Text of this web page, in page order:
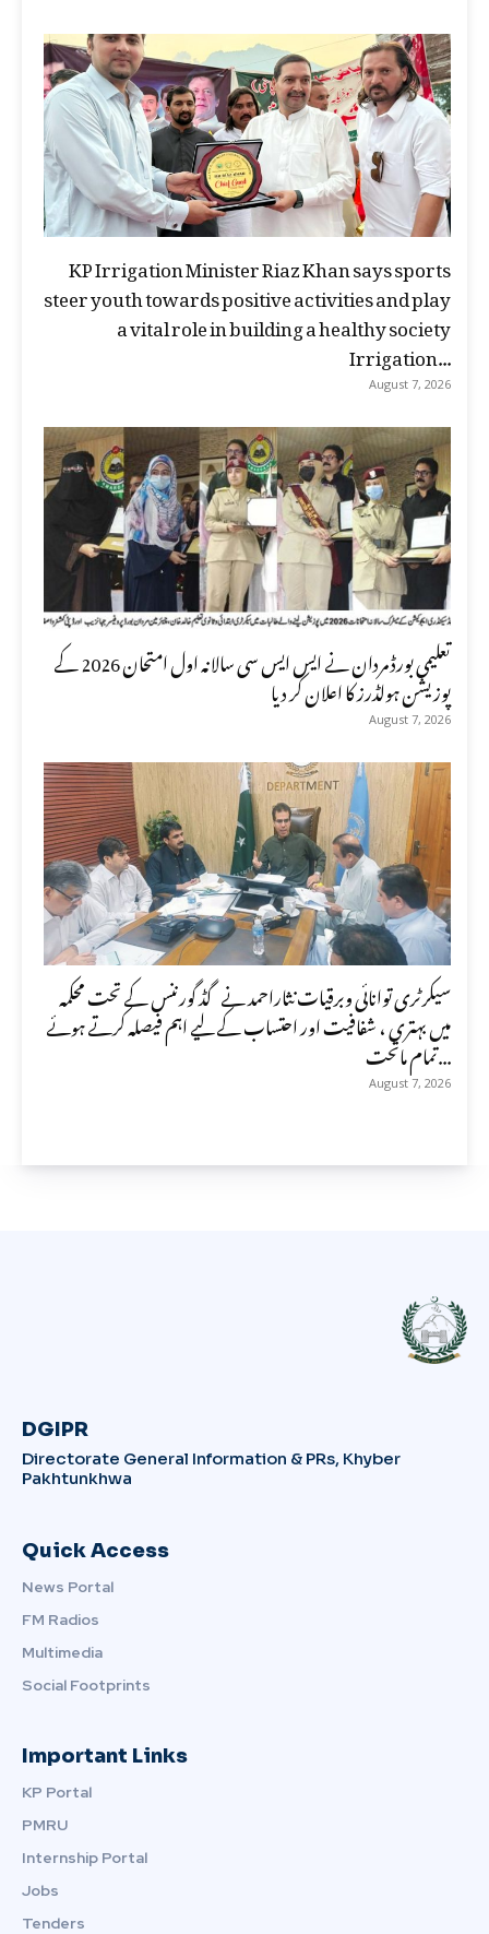
KP Irrigation Minister Riaz Khan says sports
steer youth towards positive activities and play
a vital role in building a healthy society
Irrigation...
August 7, 2026
تعلیمی بورڈ مردان نے ایس ایس سی سالانہ اول امتحان 2026 کے
پوزیشن ہولڈرز کا اعلان کر دیا
August 7, 2026
سیکرٹری توانائی وبرقیات نثاراحمد نے گڈ گورننس کے تحت محکمہ
میں بہتری ، شفافیت اور احتساب کے لیے اہم فیصلہ کرتے ہوئے
تمام ماتحت...
August 7, 2026
DGIPR
Directorate General Information & PRs, Khyber
Pakhtunkhwa
Quick Access
News Portal
FM Radios
Multimedia
Social Footprints
Important Links
KP Portal
PMRU
Internship Portal
Jobs
Tenders